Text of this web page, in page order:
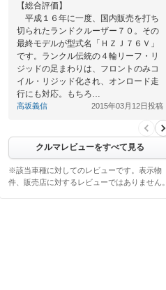
【総合評価】
平成１６年に一度、国内販売を打ち
切られたランドクルーザー７０。その
最終モデルが型式名「ＨＺＪ７６Ｖ」
です。ランクル伝統の４輪リーフ・リ
ジッドの足まわりは、フロントのみコ
イル・リジッド化され、オンロード走
行にも対応。もちろ…
高坂義信 2015年03月12日投稿
クルマレビューをすべて見る
※該当車種に対してのレビューです。表示物
件、販売店に対するレビューではありません。